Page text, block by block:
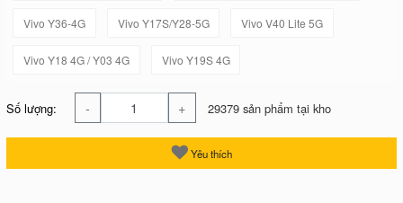
Vivo Y36-4G Vivo Y17S/Y28-5G Vivo V40 Lite 5G
Vivo Y18 4G / Y03 4G Vivo Y19S 4G
Số lượng: - + 29379 sản phẩm tại kho
Yêu thích